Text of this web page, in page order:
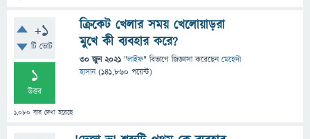
+1
টি ভোট
1
উত্তর
1,080 বার দেখা হয়েছে
ক্রিকেট খেলার সময় খেলোয়াড়রা
মুখে কী ব্যবহার করে?
30 জুন 2021 "লাইফ" বিভাগে জিজ্ঞাসাকরেছেনমেহেদী
হাসান (141,860 পয়েন্ট)